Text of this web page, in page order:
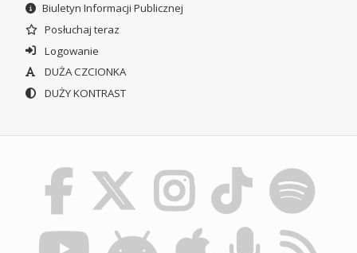
Biuletyn Informacji Publicznej
Posłuchaj teraz
Logowanie
DUŻA CZCIONKA
DUŻY KONTRAST